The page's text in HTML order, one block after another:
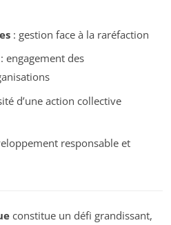
: gestion face à la raréfaction
engagement des
d’une action collective
responsable et
constitue un défi grandissant,